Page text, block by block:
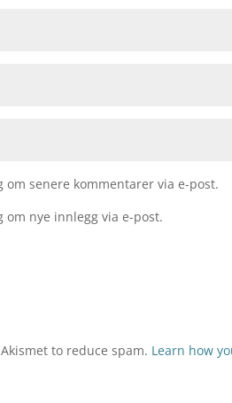
om senere kommentarer via e-post.
om nye innlegg via e-post.
to reduce spam. Learn how